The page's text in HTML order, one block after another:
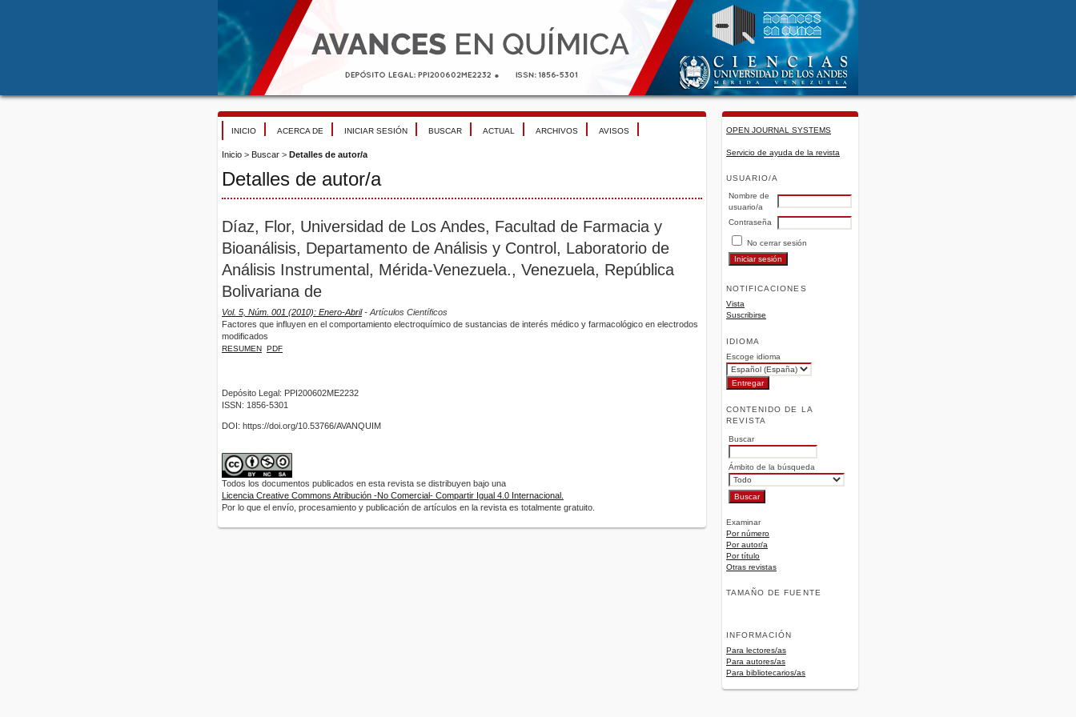
OPEN JOURNAL SYSTEMS
Servicio de ayuda de la revista
USUARIO/A
Nombre de
usuario/a
Contraseña
No cerrar sesión
NOTIFICACIONES
Vista
Suscribirse
IDIOMA
Escoge idioma
CONTENIDO DE LA
REVISTA
Buscar
Ámbito de la búsqueda
Examinar
Por número
Por autor/a
Por título
Otras revistas
TAMAÑO DE FUENTE
INFORMACIÓN
Para lectores/as
Para autores/as
Para bibliotecarios/as
INICIO ACERCA DE INICIAR SESIÓN BUSCAR ACTUAL ARCHIVOS AVISOS
Inicio > Buscar > Detalles de autor/a
Detalles de autor/a
Díaz, Flor, Universidad de Los Andes, Facultad de Farmacia y
Bioanálisis, Departamento de Análisis y Control, Laboratorio de
Análisis Instrumental, Mérida-Venezuela., Venezuela, República
Bolivariana de
Vol. 5, Núm. 001 (2010): Enero-Abril- Artículos Científicos
Factores que influyen en el comportamiento electroquímico de sustancias de interés médico y farmacológico en electrodos
modificados
RESUMEN PDF
Depósito Legal: PPI200602ME2232
ISSN: 1856-5301
DOI: https://doi.org/10.53766/AVANQUIM
Todos los documentos publicados en esta revista se distribuyen bajo una
Licencia Creative Commons Atribución -No Comercial- Compartir Igual 4.0 Internacional.
Por lo que el envío, procesamiento y publicación de artículos en la revista es totalmente gratuito.